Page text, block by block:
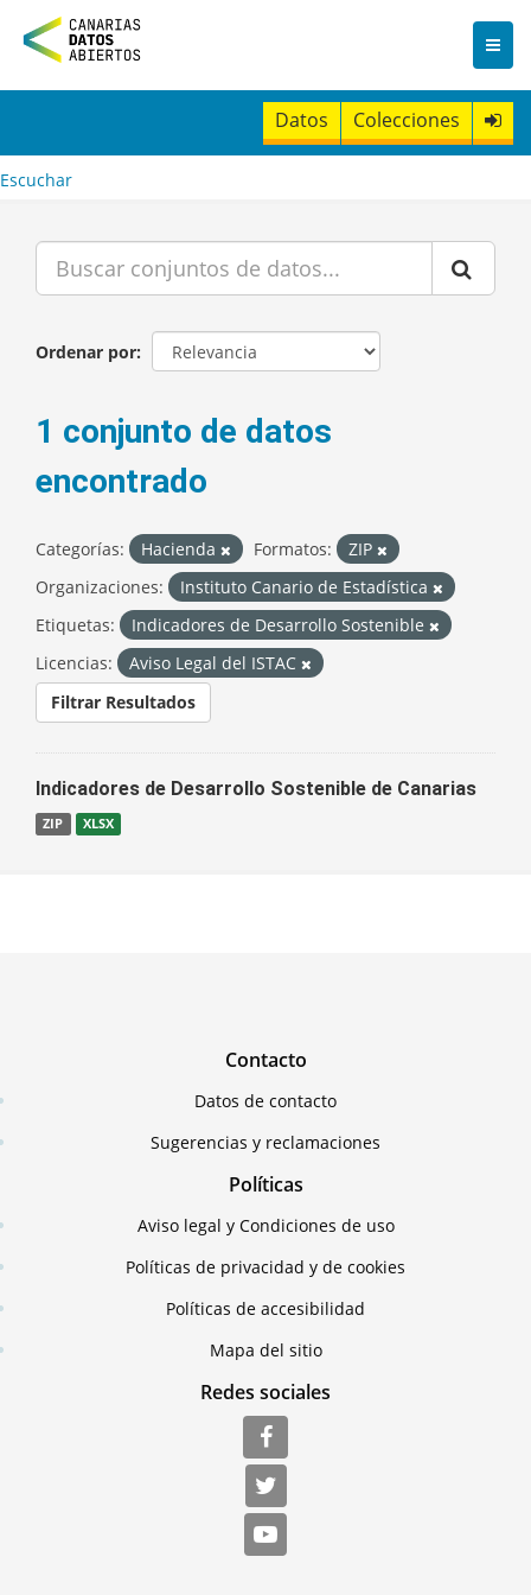
n
t
Datos Colecciones
Escuchar
Ordenar por
1 conjunto de datos
encontrado
Categorías: Hacienda Formatos:
ZIP
Organizaciones:
Instituto Canario de Estadística
Etiquetas:
Indicadores de Desarrollo Sostenible
Licencias:
Aviso Legal del ISTAC
Filtrar Resultados
Indicadores de Desarrollo Sostenible de Canarias
ZIP XLSX
Contacto
Datos de contacto
Sugerencias y reclamaciones
Políticas
Aviso legal y Condiciones de uso
Políticas de privacidad y de cookies
Políticas de accesibilidad
Mapa del sitio
Redes sociales